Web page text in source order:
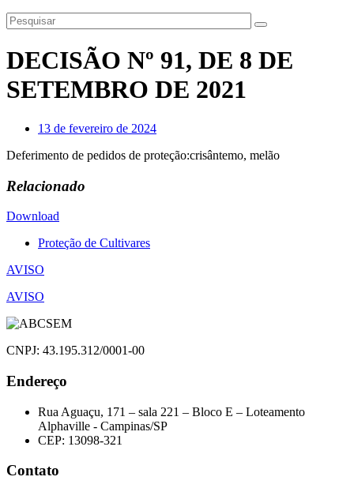
DECISÃO Nº 91, DE 8 DE
SETEMBRO DE 2021
13 de fevereiro de 2024
Deferimento de pedidos de proteção:crisântemo, melão
Relacionado
Download
Proteção de Cultivares
Navegação
de
Post
AVISO
AVISO
CNPJ: 43.195.312/0001-00
Endereço
Rua Aguaçu, 171 – sala 221 – Bloco E – Loteamento
Alphaville - Campinas/SP
CEP: 13098-321
Contato